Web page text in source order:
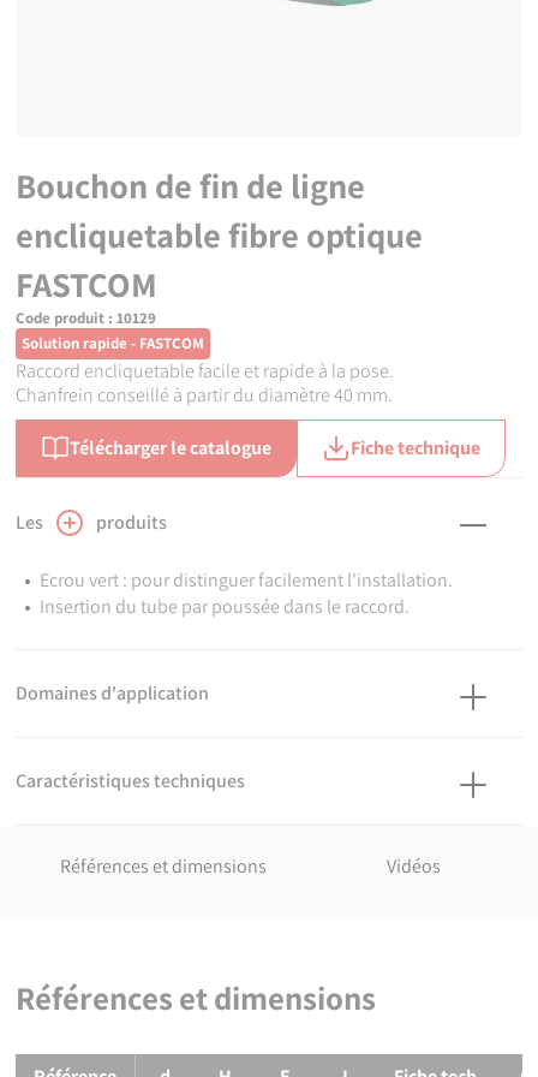
Bouchon de fin de ligne
encliquetable fibre optique
FASTCOM
Code produit :10129
Solution rapide - FASTCOM
Raccord encliquetable facile et rapide à la pose.
Chanfrein conseillé à partir du diamètre 40 mm.
Télécharger le catalogue Fiche technique
Les produits
Ecrou vert : pour distinguer facilement l'installation.
Insertion du tube par poussée dans le raccord.
Domaines d'application
Caractéristiques techniques
Corps : Polypropylène, copolymère haute qualité. Joints : NBR.
Spécifications
Références et dimensions Vidéos
Références et dimensions
Références et dimensions de Bouchon de fin de ligne